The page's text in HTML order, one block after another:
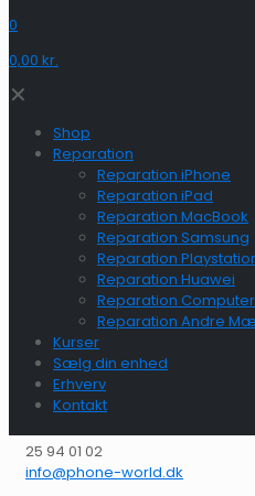
0
0,00 kr.
✕
Shop
Reparation
Reparation iPhone
Reparation iPad
Reparation MacBook
Reparation Samsung
Reparation
Reparation Huawei
Reparation Computer
Reparation Andre
Kurser
Sælg din enhed
Erhverv
Kontakt
25 94 01 02
info@phone-world.dk